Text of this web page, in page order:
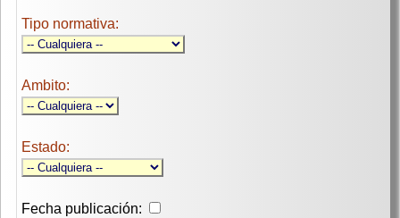
Tipo normativa:
Ambito:
Estado:
Fecha publicación: